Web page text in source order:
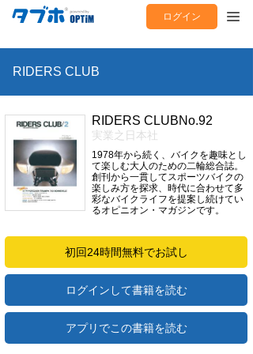
ログイン
RIDERS CLUB
RIDERS CLUBNo.92
実業之日本社
1978年から続く、バイクを趣味とし
て楽しむ大人のための二輪総合誌。
創刊から一貫してスポーツバイクの
楽しみ方を探求、時代に合わせて多
彩なバイクライフを提案し続けてい
るオピニオン・マガジンです。
初回24時間無料でお試し
ログインして書籍を読む
アプリでこの書籍を読む